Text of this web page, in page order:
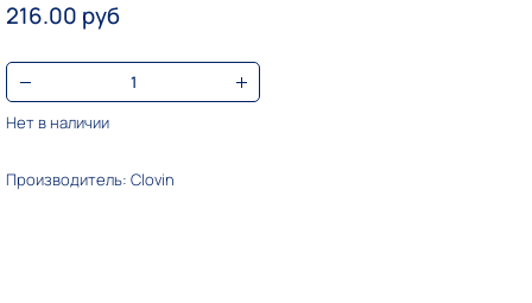
216.00 руб
Нет в наличии
Производитель: Clovin